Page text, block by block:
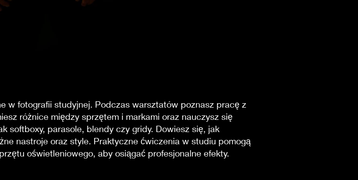
w fotografii studyjnej. Podczas warsztatów poznasz pracę z
różnice między sprzętem i markami oraz nauczysz się
softboxy, parasole, blendy czy gridy. Dowiesz się, jak
nastroje oraz style. Praktyczne ćwiczenia w studiu pomogą
oświetleniowego, aby osiągać profesjonalne efekty.